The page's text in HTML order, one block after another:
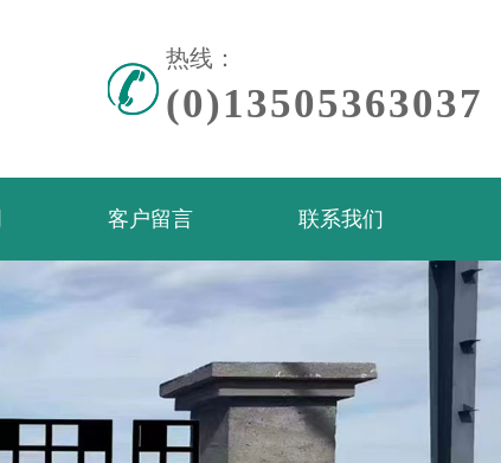
热线：
(0)13505363037
客户留言 联系我们